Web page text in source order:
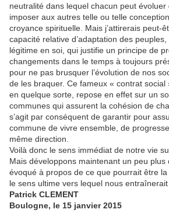
neutralité dans lequel chacun peut
imposer aux autres telle ou telle
croyance spirituelle. Mais j’attirerais peut-
capacité relative d’adaptation des
légitime en soi, qui justifie un principe de
changements dans le temps à toujours
pour ne pas brusquer l’évolution de nos
de les braquer. Ce fameux « contrat social
en quelque sorte, repose en effet sur un
communes qui assurent la cohésion de
s’agit par conséquent de garantir pour
commune de vivre ensemble, de
même direction.
Voilà donc le sens immédiat de notre vie
Mais développons maintenant un peu plus
évoqué à propos de ce que pourrait être
le sens ultime vers lequel nous
Patrick CLEMENT
Boulogne, le 15 janvier 2015